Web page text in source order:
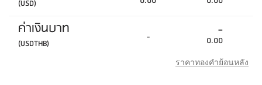
(USD)
ค่าเงินบาท
(USDTHB) - -
0.00
ราคาทองคำย้อนหลัง